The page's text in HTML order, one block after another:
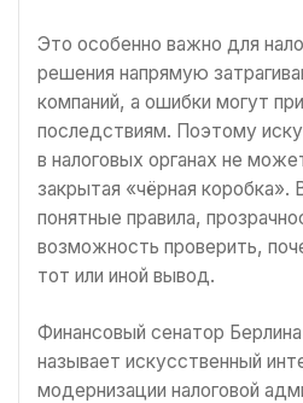
Это особенно важно для
решения напрямую
компаний, а ошибки могут
последствиям. Поэтому
в налоговых органах не
закрытая «чёрная
понятные правила,
возможность проверить,
тот или иной вывод.
Финансовый сенатор
называет искусственный
модернизации налоговой